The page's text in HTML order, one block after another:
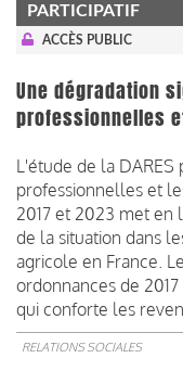
PARTICIPATIF
ACCÈS PUBLIC
Une dégradation
professionnelles
L'étude de la
professionnelles et
2017 et 2023 met en
de la situation dans
agricole en France.
ordonnances de
qui conforte les
RELATIONS SOCIALES